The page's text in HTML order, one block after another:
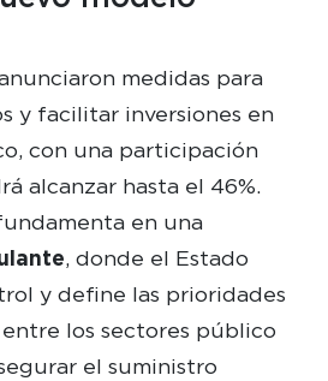
medidas para
y facilitar inversiones en
con una participación
alcanzar hasta el 46%.
en una
, donde el Estado
y define las prioridades
los sectores público
el suministro